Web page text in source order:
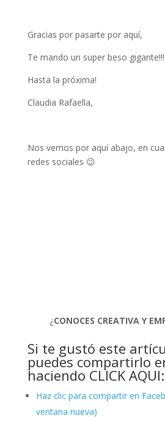
Gracias por pasarte por aquí,
Te mando un super beso gigante!!!
Hasta la próxima!
Claudia Rafaella,
Nos vemos por aquí abajo, en
redes sociales 😉
¿CONOCES CREATIVA Y
Si te gustó este
puedes compartirlo
haciendo CLICK AQUI:
Haz clic para compartir en
ventana nueva)